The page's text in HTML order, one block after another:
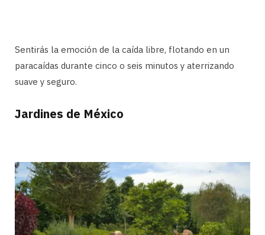
Sentirás la emoción de la caída libre, flotando en un
paracaídas durante cinco o seis minutos y aterrizando
suave y seguro.
Jardines de México